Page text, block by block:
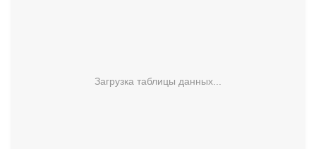
Загрузка таблицы данных...